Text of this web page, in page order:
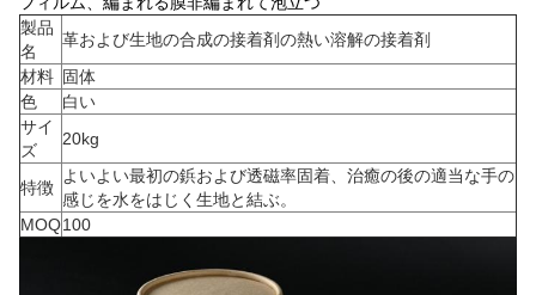
製品
名
革および生地の合成の接着剤の熱い溶解の接着剤
材料 固体
色
白い
サイ
ズ
20kg
特徴
よいよい最初の鋲および透磁率固着、治癒の後の適当な手の
感じを水をはじく生地と結ぶ。
MOQ100